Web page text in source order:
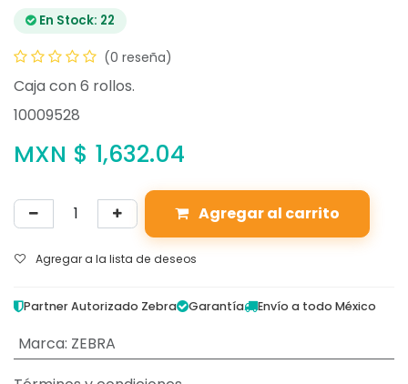
En Stock: 22
(0 reseña)
Caja con 6 rollos.
10009528
MXN $ 1,632.04
Agregar al carrito
Agregar a la lista de deseos
Partner Autorizado Zebra Garantía Envío a todo México
Marca: ZEBRA